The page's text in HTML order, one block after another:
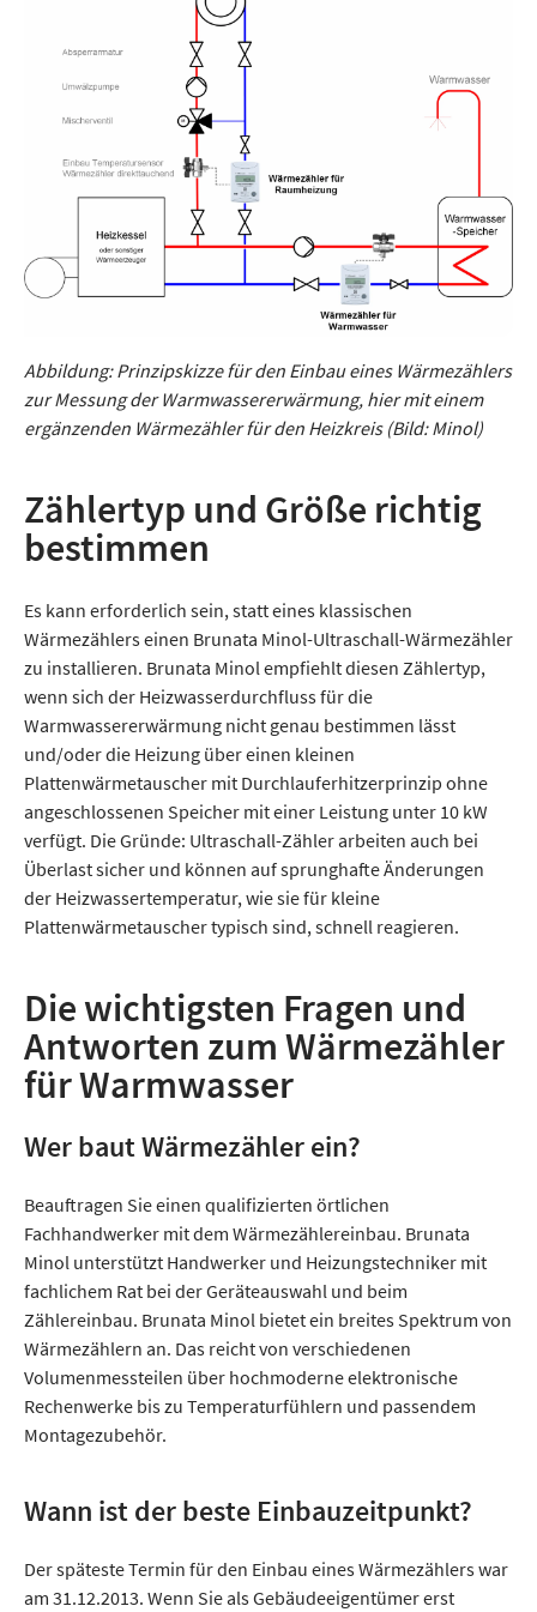
Abbildung: Prinzipskizze für den Einbau eines Wärmezählers
zur Messung der Warmwassererwärmung, hier mit einem
ergänzenden Wärmezähler für den Heizkreis (Bild: Minol)
Zählertyp und Größe richtig
bestimmen
Es kann erforderlich sein, statt eines klassischen
Wärmezählers einen Brunata Minol-Ultraschall-Wärmezähler
zu installieren. Brunata Minol empfiehlt diesen Zählertyp,
wenn sich der Heizwasserdurchfluss für die
Warmwassererwärmung nicht genau bestimmen lässt
und/oder die Heizung über einen kleinen
Plattenwärmetauscher mit Durchlauferhitzerprinzip ohne
angeschlossenen Speicher mit einer Leistung unter 10 kW
verfügt. Die Gründe: Ultraschall-Zähler arbeiten auch bei
Überlast sicher und können auf sprunghafte Änderungen
der Heizwassertemperatur, wie sie für kleine
Plattenwärmetauscher typisch sind, schnell reagieren.
Die wichtigsten Fragen und
Antworten zum Wärmezähler
für Warmwasser
Wer baut Wärmezähler ein?
Beauftragen Sie einen qualifizierten örtlichen
Fachhandwerker mit dem Wärmezählereinbau. Brunata
Minol unterstützt Handwerker und Heizungstechniker mit
fachlichem Rat bei der Geräteauswahl und beim
Zählereinbau. Brunata Minol bietet ein breites Spektrum von
Wärmezählern an. Das reicht von verschiedenen
Volumenmessteilen über hochmoderne elektronische
Rechenwerke bis zu Temperaturfühlern und passendem
Montagezubehör.
Wann ist der beste Einbauzeitpunkt?
Der späteste Termin für den Einbau eines Wärmezählers war
am 31.12.2013. Wenn Sie als Gebäudeeigentümer erst